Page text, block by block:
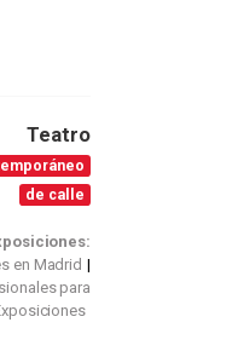
Teatro
de calle
en Madrid
para